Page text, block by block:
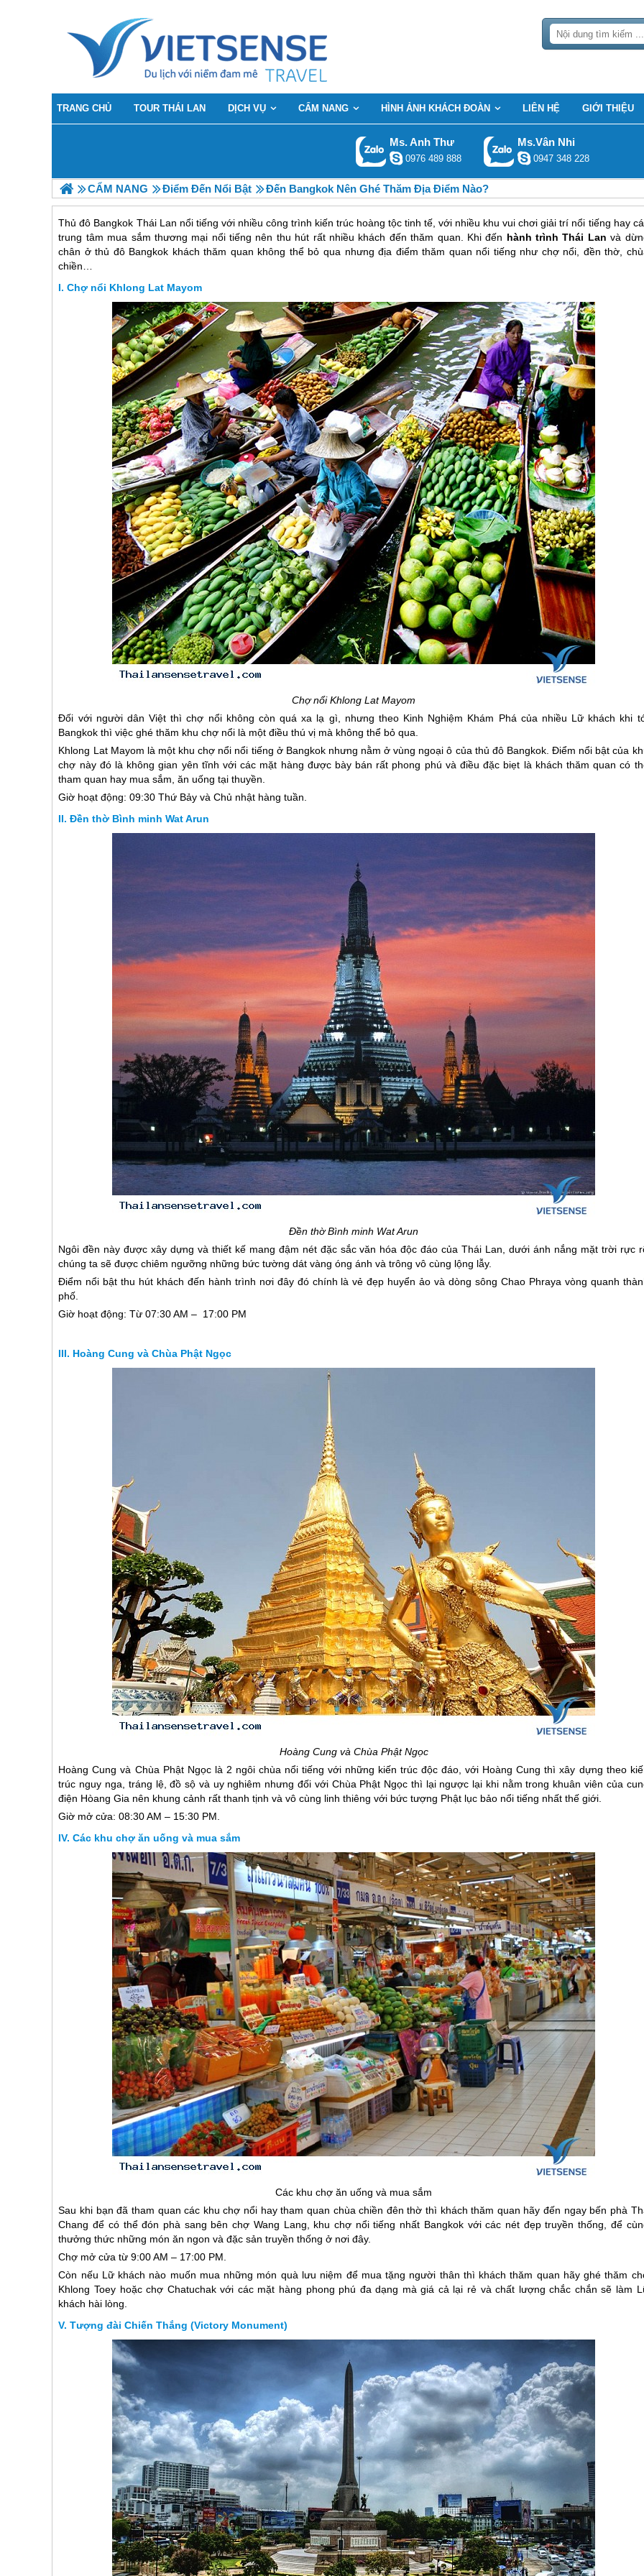
TRANG CHỦ TOUR THÁI LAN DỊCH VỤ CẨM NANG HÌNH ẢNH KHÁCH ĐOÀN LIÊN HỆ GIỚI THIỆU
Ms. Anh Thư
0976 489 888
Ms.Vân Nhi
0947 348 228
CẨM NANG Điểm Đến Nổi Bật Đến Bangkok Nên Ghé Thăm Địa Điểm Nào?
Thủ đô Bangkok Thái Lan nổi tiếng với nhiều công trình kiến trúc hoàng tộc tinh tế, với nhiều khu vui chơi giải trí nổi tiếng hay
trung tâm mua sắm thương mại nổi tiếng nên thu hút rất nhiều khách đến thăm quan. Khi đến hành trình Thái Lan và
chân ở thủ đô Bangkok khách thăm quan không thể bỏ qua nhưng địa điểm thăm quan nổi tiếng như chợ nổi, đền thờ,
chiền…
Chợ nổi Khlong Lat Mayom
Chợ nổi Khlong Lat Mayom
Đối với người dân Việt thì chợ nổi không còn quá xa lạ gì, nhưng theo Kinh Nghiệm Khám Phá của nhiều Lữ khách khi
Bangkok thì việc ghé thăm khu chợ nổi là một điều thú vị mà không thể bỏ qua.
Khlong Lat Mayom là một khu chợ nổi nổi tiếng ở Bangkok nhưng nằm ở vùng ngoại ô của thủ đô Bangkok. Điểm nổi bật của
chợ này đó là không gian yên tĩnh với các mặt hàng được bày bán rất phong phú và điều đặc biẹt là khách thăm quan có
tham quan hay mua sắm, ăn uống tại thuyền.
Giờ hoạt động: 09:30 Thứ Bảy và Chủ nhật hàng tuần.
Đền thờ Bình minh Wat Arun
Đền thờ Bình minh Wat Arun
Ngôi đền này được xây dựng và thiết kế mang đậm nét đặc sắc văn hóa độc đáo củaThái Lan, dưới ánh nắng mặt trời rực
chúng ta sẽ được chiêm ngưỡng những bức tường dát vàng óng ánh và trông vô cùng lộng lẫy.
Điểm nổi bật thu hút khách đến hành trình nơi đây đó chính là vẻ đẹp huyển ảo và dòng sông Chao Phraya vòng quanh
phố.
Giờ hoạt động: Từ 07:30 AM – 17:00 PM
Hoàng Cung và Chùa Phật Ngọc
Hoàng Cung và Chùa Phật Ngọc
Hoàng Cung và Chùa Phật Ngọc là 2 ngôi chùa nổi tiếng với những kiến trúc độc đáo, với Hoàng Cung thì xây dựng theo
trúc nguy nga, tráng lệ, đồ sộ và uy nghiêm nhưng đối với Chùa Phật Ngọc thì lại ngược lại khi nằm trong khuân viên của
điện Hòang Gia nên khung cảnh rất thanh tịnh và vô cùng linh thiêng với bức tượng Phật lục bảo nổi tiếng nhất thế giới.
Giờ mở cửa: 08:30 AM – 15:30 PM.
Các khu chợ ăn uống và mua sắm
Các khu chợ ăn uống và mua sắm
Sau khi bạn đã tham quan các khu chợ nổi hay tham quan chùa chiền đên thờ thì khách thăm quan hãy đến ngay bến phà
Chang để có thể đón phà sang bên chợ Wang Lang, khu chợ nổi tiếng nhất Bangkok với các nét đẹp truyền thống, để
thưởng thức những món ăn ngon và đặc sản truyền thống ở nơi đây.
Chợ mở cửa từ 9:00 AM – 17:00 PM.
Còn nếu Lữ khách nào muốn mua những món quà lưu niệm để mua tặng người thân thì khách thăm quan hãy ghé thăm
Khlong Toey hoặc chợ Chatuchak với các mặt hàng phong phú đa dạng mà giá cả lại rẻ và chất lượng chắc chắn sẽ làm
khách hài lòng.
Tượng đài Chiến Thắng (Victory Monument)